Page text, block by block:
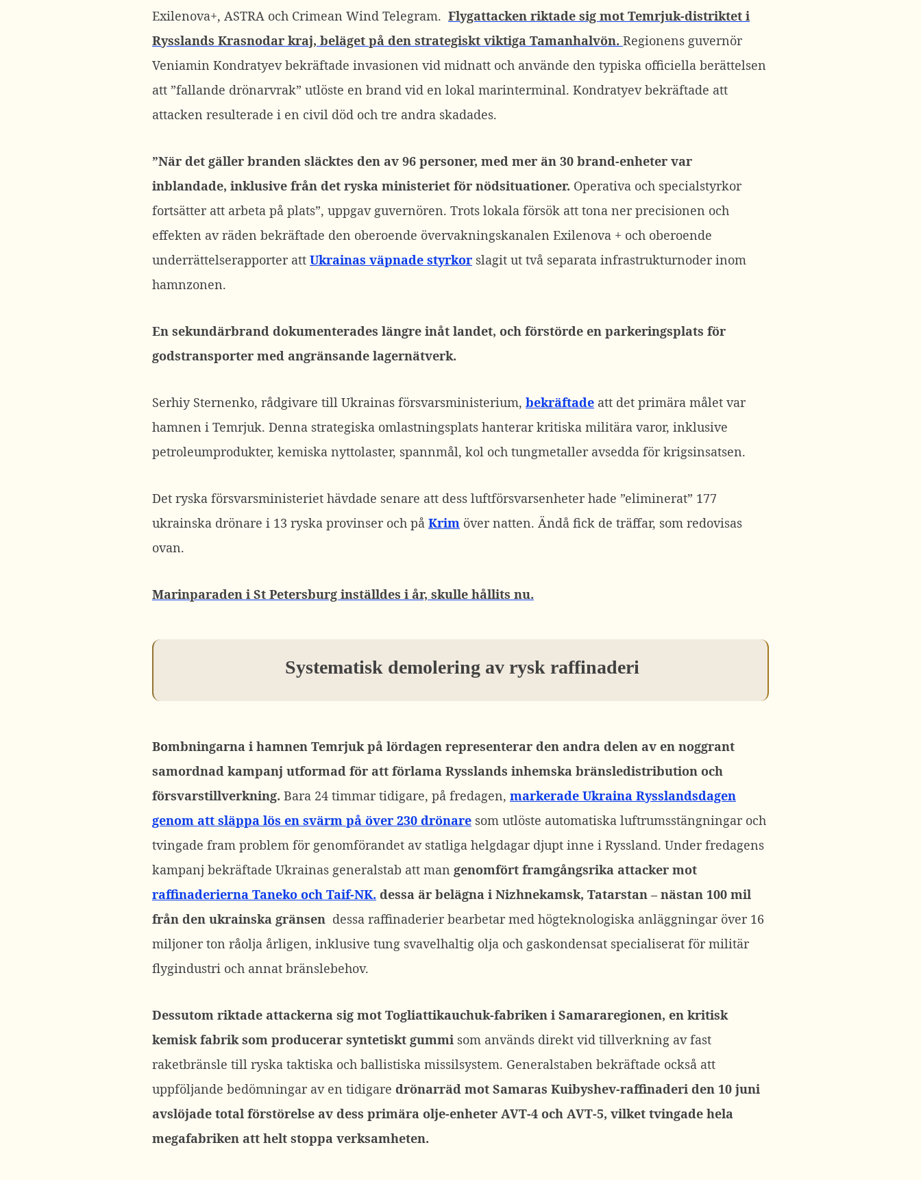
Exilenova+, ASTRA och Crimean Wind Telegram. Flygattacken riktade sig mot Temrjuk-distriktet i
Rysslands Krasnodar kraj, beläget på den strategiskt viktiga Tamanhalvön. Regionens guvernör
Veniamin Kondratyev bekräftade invasionen vid midnatt och använde den typiska officiella berättelsen
att ”fallande drönarvrak” utlöste en brand vid en lokal marinterminal. Kondratyev bekräftade att
attacken resulterade i en civil död och tre andra skadades.
”När det gäller branden släcktes den av 96 personer, med mer än 30 brand-enheter var
inblandade, inklusive från det ryska ministeriet för nödsituationer. Operativa och specialstyrkor
fortsätter att arbeta på plats”, uppgav guvernören. Trots lokala försök att tona ner precisionen och
effekten av räden bekräftade den oberoende övervakningskanalen Exilenova + och oberoende
underrättelserapporter att Ukrainas väpnade styrkor slagit ut två separata infrastrukturnoder inom
hamnzonen.
En sekundärbrand dokumenterades längre inåt landet, och förstörde en parkeringsplats för
godstransporter med angränsande lagernätverk.
Serhiy Sternenko, rådgivare till Ukrainas försvarsministerium, bekräftade att det primära målet var
hamnen i Temrjuk. Denna strategiska omlastningsplats hanterar kritiska militära varor, inklusive
petroleumprodukter, kemiska nyttolaster, spannmål, kol och tungmetaller avsedda för krigsinsatsen.
Det ryska försvarsministeriet hävdade senare att dess luftförsvarsenheter hade ”eliminerat” 177
ukrainska drönare i 13 ryska provinser och på Krim över natten. Ändå fick de träffar, som redovisas
ovan.
Marinparaden i St Petersburg inställdes i år, skulle hållits nu.
Systematisk demolering av rysk raffinaderi
Bombningarna i hamnen Temrjuk på lördagen representerar den andra delen av en noggrant
samordnad kampanj utformad för att förlama Rysslands inhemska bränsledistribution och
försvarstillverkning. Bara 24 timmar tidigare, på fredagen, markerade Ukraina Rysslandsdagen
genom att släppa lös en svärm på över 230 drönare som utlöste automatiska luftrumsstängningar och
tvingade fram problem för genomförandet av statliga helgdagar djupt inne i Ryssland. Under fredagens
kampanj bekräftade Ukrainas generalstab att man genomfört framgångsrika attacker mot
raffinaderierna Taneko och Taif-NK. dessa är belägna i Nizhnekamsk, Tatarstan – nästan 100 mil
från den ukrainska gränsen dessa raffinaderier bearbetar med högteknologiska anläggningar över 16
miljoner ton råolja årligen, inklusive tung svavelhaltig olja och gaskondensat specialiserat för militär
flygindustri och annat bränslebehov.
Dessutom riktade attackerna sig mot Togliattikauchuk-fabriken i Samararegionen, en kritisk
kemisk fabrik som producerar syntetiskt gummi som används direkt vid tillverkning av fast
raketbränsle till ryska taktiska och ballistiska missilsystem. Generalstaben bekräftade också att
uppföljande bedömningar av en tidigare drönarräd mot Samaras Kuibyshev-raffinaderi den 10 juni
avslöjade total förstörelse av dess primära olje-enheter AVT-4 och AVT-5, vilket tvingade hela
megafabriken att helt stoppa verksamheten.